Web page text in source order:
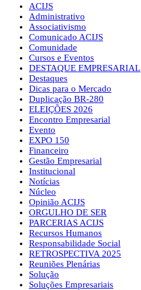
ACIJS
Administrativo
Associativismo
Comunicado ACIJS
Comunidade
Cursos e Eventos
DESTAQUE EMPRESARIAL
Destaques
Dicas para o Mercado
Duplicação BR-280
ELEIÇÕES 2026
Encontro Empresarial
Evento
EXPO 150
Financeiro
Gestão Empresarial
Institucional
Notícias
Núcleo
Opinião ACIJS
ORGULHO DE SER
PARCERIAS ACIJS
Recursos Humanos
Responsabilidade Social
RETROSPECTIVA 2025
Reuniões Plenárias
Solução
Soluções Empresariais